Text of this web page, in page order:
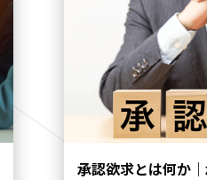
承認欲求とは何か